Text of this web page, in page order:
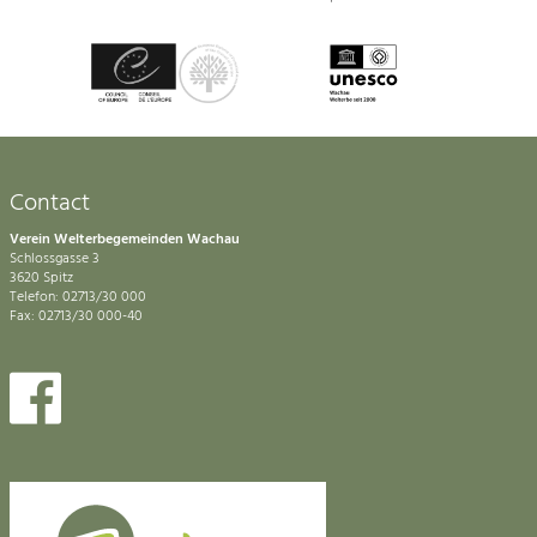
Contact
Verein Welterbegemeinden Wachau
Schlossgasse 3
3620 Spitz
Telefon: 02713/30 000
Fax: 02713/30 000-40